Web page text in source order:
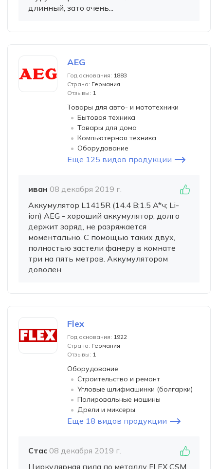
длинный, зато очень...
AEG
Год основания: 1883
Страна: Германия
Отзывы: 1
Товары для авто- и мототехники
Бытовая техника
Товары для дома
Компьютерная техника
Оборудование
Еще 125 видов продукции
иван 08 декабря 2019 г.
Аккумулятор L1415R (14.4 В;1.5 A*ч; Li-
ion) AEG - хороший аккумулятор, долго
держит заряд, не разряжается
моментально. С помощью таких двух,
полностью застели фанеру в комнате
три на пять метров. Аккумулятором
доволен.
Flex
Год основания: 1922
Страна: Германия
Отзывы: 1
Оборудование
Строительство и ремонт
Угловые шлифмашинки (болгарки)
Полировальные машины
Дрели и миксеры
Еще 18 видов продукции
Стас 08 декабря 2019 г.
Циркулярная пила по металлу FLEX CSM